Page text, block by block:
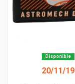
Disponible
20/11/19